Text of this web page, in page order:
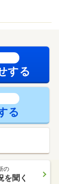
する
る
の
を聞く